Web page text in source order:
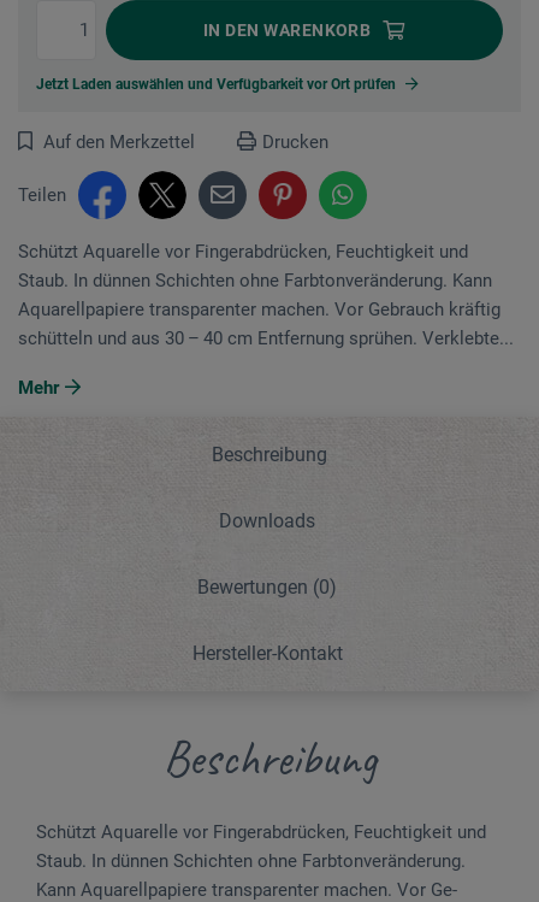
IN DEN WARENKORB
Jetzt Laden auswählen und Verfügbarkeit vor Ort prüfen
Auf den Merkzettel Drucken
Teilen
Schützt Aquarelle vor Finger­abdrücken, Feuchtigkeit und
Staub. In dünnen Schichten ohne Farbtonveränderung. Kann
Aquarellpapiere transparenter machen. Vor Ge­brauch kräftig
schütteln und aus 30 – 40 cm Entfernung sprühen. Verklebte...
Mehr
Beschreibung
Downloads
Bewertungen (0)
Hersteller-Kontakt
Beschreibung
Schützt Aquarelle vor Finger­abdrücken, Feuchtigkeit und
Staub. In dünnen Schichten ohne Farbtonveränderung.
Kann Aquarellpapiere transparenter machen. Vor Ge­